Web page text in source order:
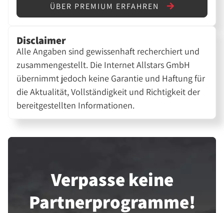
ÜBER PREMIUM ERFAHREN
Disclaimer
Alle Angaben sind gewissenhaft recherchiert und
zusammengestellt. Die Internet Allstars GmbH
übernimmt jedoch keine Garantie und Haftung für
die Aktualität, Vollständigkeit und Richtigkeit der
bereitgestellten Informationen.
Verpasse keine
Partner­programme!